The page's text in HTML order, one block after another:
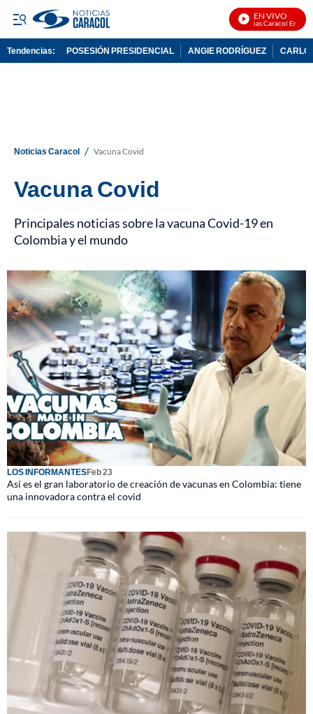
EN VIVO
Noticias Caracol En Vivo
Tendencias: POSESIÓN PRESIDENCIAL ANGIE RODRÍGUEZ
Noticias Caracol / Vacuna Covid
Vacuna Covid
Principales noticias sobre la vacuna Covid-19 en
Colombia y el mundo
LOS INFORMANTESFeb 23
Así es el gran laboratorio de creación de vacunas en Colombia: tiene
una innovadora contra el covid